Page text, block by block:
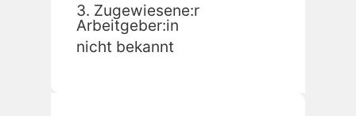
3. Zugewiesene:r
Arbeitgeber:in
nicht bekannt